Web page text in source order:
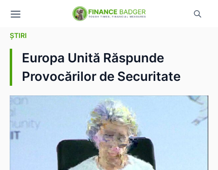
ȘTIRI
Europa Unită Răspunde
Provocărilor de Securitate